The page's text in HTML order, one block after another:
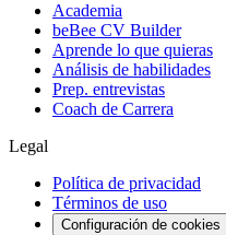
Academia
beBee CV Builder
Aprende lo que quieras
Análisis de habilidades
Prep. entrevistas
Coach de Carrera
Legal
Política de privacidad
Términos de uso
Configuración de cookies